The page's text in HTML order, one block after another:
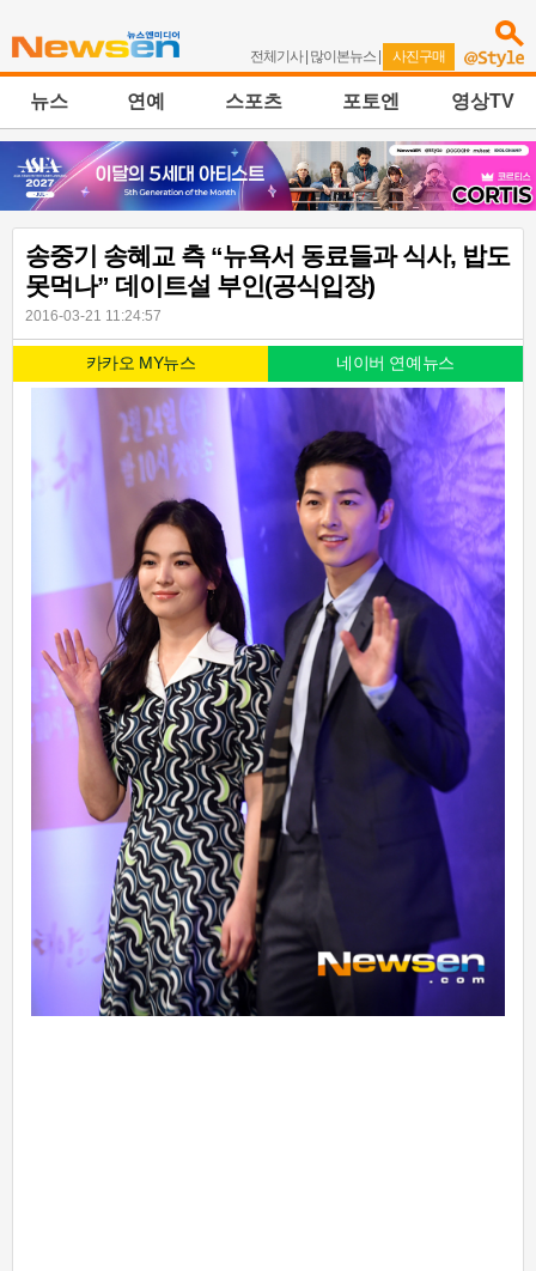
전체기사| 많이본뉴스 | 사진구매
뉴스 연예 스포츠 포토엔 영상TV
송중기 송혜교 측 “뉴욕서 동료들과 식사, 밥도
못먹나” 데이트설 부인(공식입장)
2016-03-21 11:24:57
카카오 MY뉴스 네이버 연예뉴스